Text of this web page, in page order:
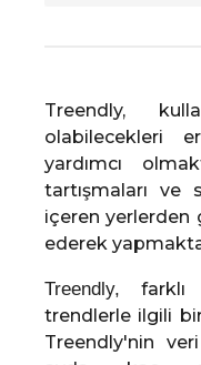
Treendly,
olabilecekleri
yardımcı
tartışmaları ve
içeren yerlerden
ederek
Treendly,
trendlerle ilgili
Treendly'nin